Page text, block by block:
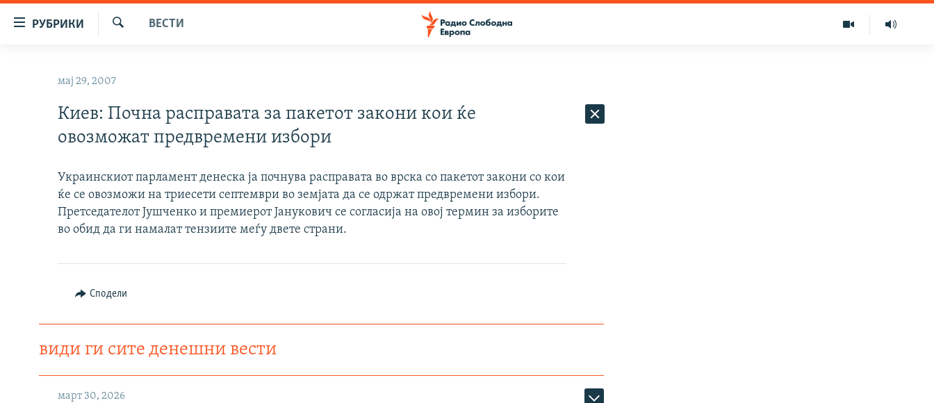
пребарување
РУБРИКИ
ВИЗУЕЛНО
ПРИЈАВИ СЕ ЗА ЊУЗЛЕТЕР
ПОДКАСТ ЗОШТО?
ВЕСТИ
мај 29, 2007
Киев: Почна расправата за пакетот закони кои ќе
овозможат предвремени избори
Украинскиот парламент денеска ја почнува расправата во врска со пакетот закони со кои
ќе се овозможи на триесети септември во земјата да се одржат предвремени избори.
Претседателот Јушченко и премиерот Јанукович се согласија на овој термин за изборите
во обид да ги намалат тензиите меѓу двете страни.
Сподели
види ги сите денешни вести
март 30, 2026